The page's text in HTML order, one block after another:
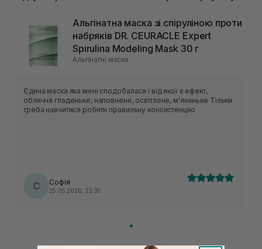
Альгінатна маска зі спіруліною проти
набряків DR. CEURACLE Expert
Spirulina Modeling Mask 30 г
Альгінатні маски
Єдина маска яка мені сподобалася і від якої є ефект,
обличчя гладеньке, наповнене, освітлене, мʼякеньке Тільки
треба навчитися робити правильну консистенцію
С Софія
25.05.2026, 23:30